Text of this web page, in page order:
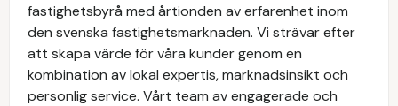
fastighetsbyrå med årtionden av erfarenhet inom
den svenska fastighetsmarknaden. Vi strävar efter
att skapa värde för våra kunder genom en
kombination av lokal expertis, marknadsinsikt och
personlig service. Vårt team av engagerade och